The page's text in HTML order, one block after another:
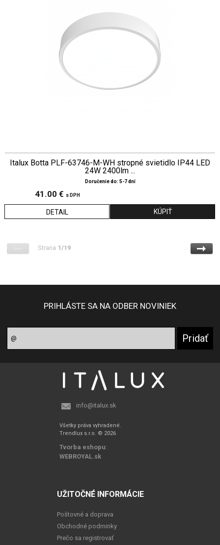
Italux Botta PLF-63746-M-WH stropné svietidlo IP44 LED
24W 2400lm ...
Doručenie do: 5-7 dní
41.00 € s DPH
DETAIL
Strana 1/19
PRIHLÁSTE SA NA ODBER NOVINIEK
info@italux.sk
Všetky práva vyhradené.
Trendlux s.r.o. © 2026
Tvorba eshopu:
WEBROYAL.sk
UŽITOČNÉ INFORMÁCIE
Poštovné a doprava
Obchodné podminky
Prečo sa registrovať